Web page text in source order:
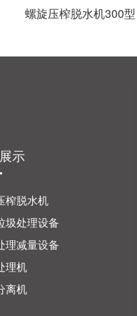
螺旋压榨脱水机300型
示
榨脱水机
圾处理设备
理减量设备
理机
离机